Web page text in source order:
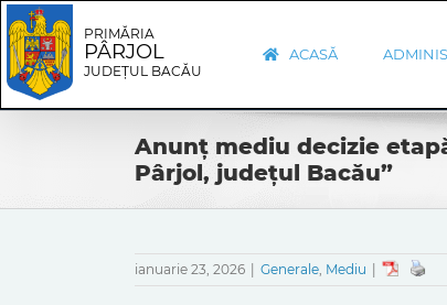
Skip
to
content
Skip
Navigation
PRIMĂRIA
PÂRJOL
JUDEȚUL BACĂU
ACASĂ
Anunț mediu decizie
Pârjol, județul Bacău”
ianuarie 23, 2026 Generale, Mediu